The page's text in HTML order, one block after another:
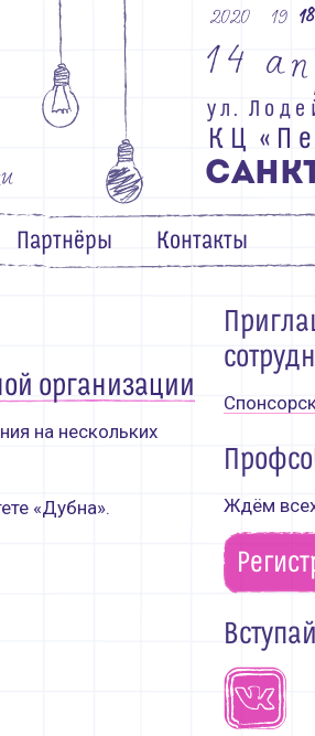
2020 19 18
14 ап
ул . Л о д е
К Ц « П е
САНК
Партнёры Контакты
организации
на нескольких
«Дубна». Ждём